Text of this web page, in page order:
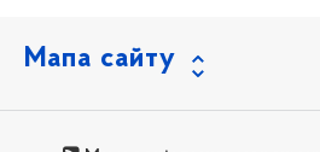
Мапа сайту